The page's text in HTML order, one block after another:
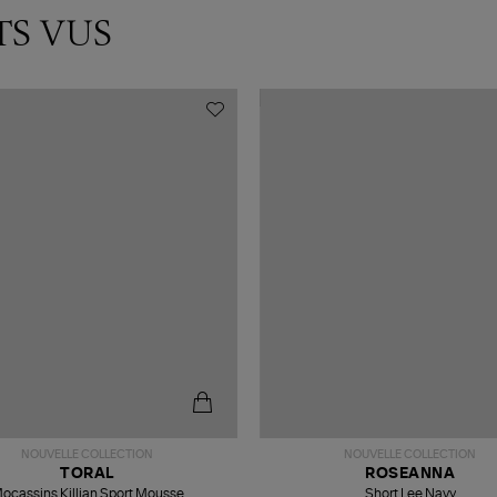
VUS
NOUVELLE COLLECTION
TORAL
Killian Sport Mousse
NOUVELLE COLLECTION
ROSEANNA
Short Lee Navy